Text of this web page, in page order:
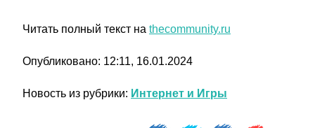
Читать полный текст на thecommunity.ru
Опубликовано: 12:11, 16.01.2024
Новость из рубрики: Интернет и Игры